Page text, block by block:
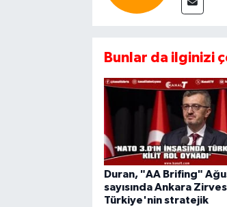
Bunlar da ilginizi
Duran, "AA Brifing"
sayısında Ankara
Türkiye'nin stratejik